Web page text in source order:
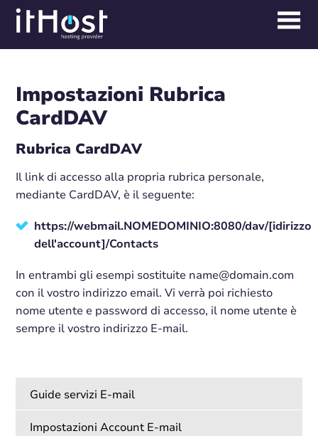
Impostazioni Rubrica
CardDAV
Rubrica CardDAV
Il link di accesso alla propria rubrica personale,
mediante CardDAV, è il seguente:
https://webmail.NOMEDOMINIO:8080/dav/[idirizzo
dell'account]/Contacts
In entrambi gli esempi sostituite name@domain.com
con il vostro indirizzo email. Vi verrà poi richiesto
nome utente e password di accesso, il nome utente è
sempre il vostro indirizzo E-mail.
Guide servizi E-mail
Impostazioni Account E-mail